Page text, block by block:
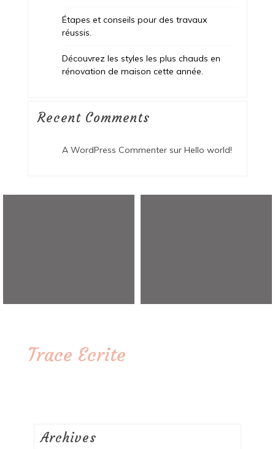
Étapes et conseils pour des travaux
réussis.
Découvrez les styles les plus chauds en
rénovation de maison cette année.
Recent Comments
A WordPress Commentersur Hello world!
Trace Ecrite
Archives